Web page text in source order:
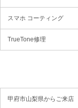
スマホ コーティング
TrueTone修理
甲府市山梨県からご来店